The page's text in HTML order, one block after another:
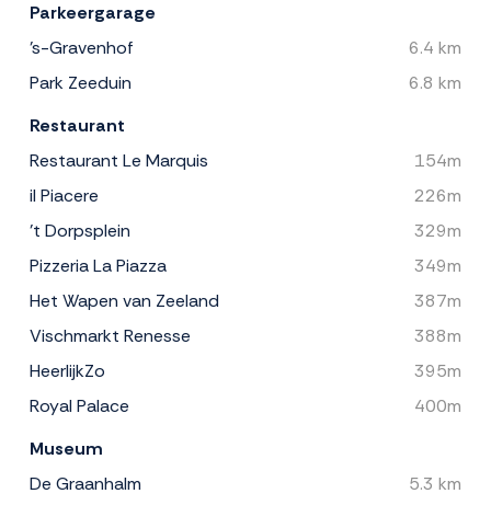
Parkeergarage
's-Gravenhof
6.4 km
Park Zeeduin
6.8 km
Restaurant
Restaurant Le Marquis
154m
il Piacere
226m
't Dorpsplein
329m
Pizzeria La Piazza
349m
Het Wapen van Zeeland
387m
Vischmarkt Renesse
388m
HeerlijkZo
395m
Royal Palace
400m
Museum
De Graanhalm
5.3 km